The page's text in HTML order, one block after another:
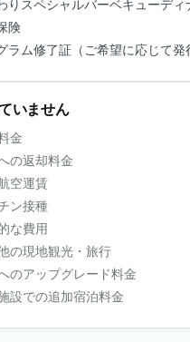
りスペシャルバーベキューディ
険
ラム修了証（ご希望に応じて発
いません
金
の返却料金
空運賃
ン接種
な費用
の現地観光・旅行
のアップグレード料金
設での追加宿泊料金